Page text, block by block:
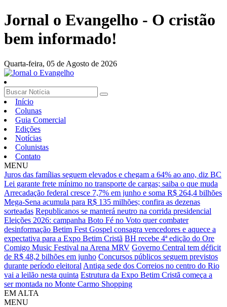
Jornal o Evangelho - O cristão
bem informado!
Quarta-feira, 05 de Agosto de 2026
Início
Colunas
Guia Comercial
Edições
Notícias
Colunistas
Contato
MENU
Juros das famílias seguem elevados e chegam a 64% ao ano, diz BC
Lei garante frete mínimo no transporte de cargas; saiba o que muda
Arrecadação federal cresce 7,7% em junho e soma R$ 264,4 bilhões
Mega-Sena acumula para R$ 135 milhões; confira as dezenas
sorteadas Republicanos se manterá neutro na corrida presidencial
Eleições 2026: campanha Boto Fé no Voto quer combater
desinformação Betim Fest Gospel consagra vencedores e aquece a
expectativa para a Expo Betim Cristã BH recebe 4ª edição do Ore
Comigo Music Festival na Arena MRV Governo Central tem déficit
de R$ 48,2 bilhões em junho Concursos públicos seguem previstos
durante período eleitoral Antiga sede dos Correios no centro do Rio
vai a leilão nesta quinta Estrutura da Expo Betim Cristã começa a
ser montada no Monte Carmo Shopping
EM ALTA
MENU